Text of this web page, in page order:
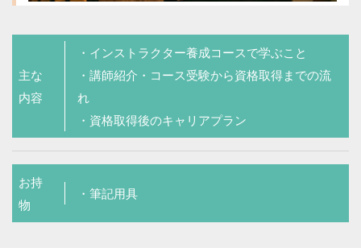
主な
内容
・インストラクター養成コースで学ぶこと
・講師紹介・コース受験から資格取得までの流
れ
・資格取得後のキャリアプラン
お持
物
・筆記用具